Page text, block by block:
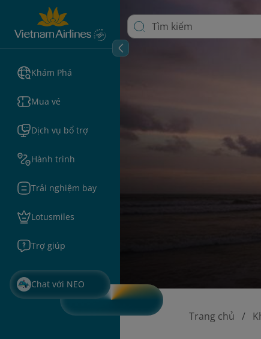
Khám Phá
Mua vé
Dịch vụ bổ trợ
Hành trình
Trải nghiệm bay
Lotusmiles
Trợ giúp
Chat với NEO
Trang chủ